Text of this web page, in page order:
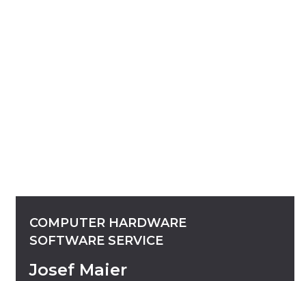
COMPUTER HARDWARE
SOFTWARE SERVICE
Josef Maier